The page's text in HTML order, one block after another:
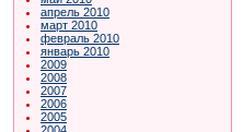
апрель 2010
март 2010
февраль 2010
январь 2010
2009
2008
2007
2006
2005